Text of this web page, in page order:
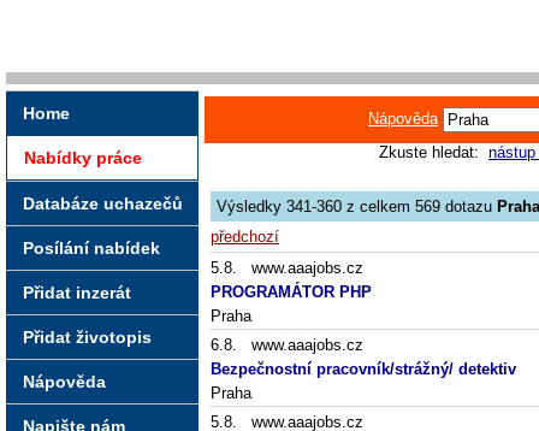
Home
Nabídky práce
Databáze uchazečů
Posílání nabídek
Přidat inzerát
Přidat životopis
Nápověda
Napište nám
Nápověda
Zkuste hledat: nástup
Výsledky 341-360 z celkem 569 dotazu Praha
předchozí
5.8. www.aaajobs.cz
PROGRAMÁTOR PHP
Praha
6.8. www.aaajobs.cz
Bezpečnostní pracovník/strážný/ detektiv
Praha
5.8. www.aaajobs.cz